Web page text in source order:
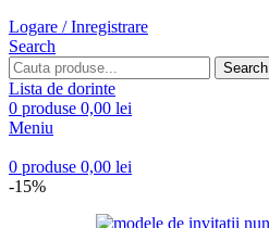
Logare / Inregistrare
Search
Search
Lista de dorinte
0 produse 0,00 lei
Meniu
0 produse 0,00 lei
-15%